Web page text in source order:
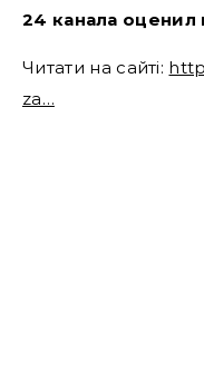
24 канала
Читати на сайті:
za…